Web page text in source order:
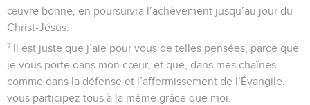
œuvre bonne, en poursuivra l’achèvement jusqu’au jour du
Christ-Jésus.
7 Il est juste que j’aie pour vous de telles pensées, parce que
je vous porte dans mon cœur, et que, dans mes chaînes
comme dans la défense et l’affermissement de l’Évangile,
vous participez tous à la même grâce que moi.